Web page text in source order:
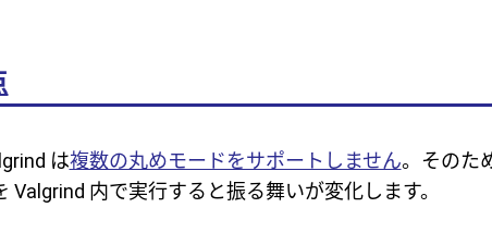
は複数の丸めモードをサポートしません。そのた
Valgrind 内で実行すると振る舞いが変化します。